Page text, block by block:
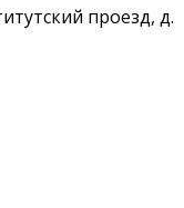
проезд, д.